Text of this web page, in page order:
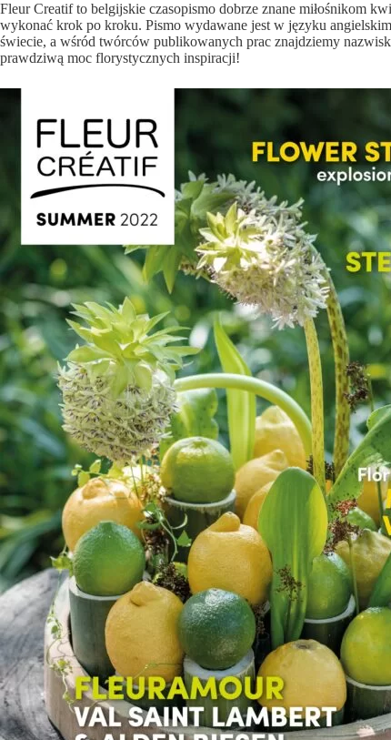
Fleur Creatif to belgijskie czasopismo dobrze znane miłośnikom
wykonać krok po kroku. Pismo wydawane jest w języku
świecie, a wśród twórców publikowanych prac znajdziemy
prawdziwą moc florystycznych inspiracji!